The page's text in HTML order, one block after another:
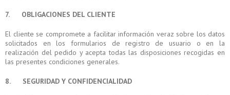
7. OBLIGACIONES DEL CLIENTE
El cliente se compromete a facilitar información veraz sobre los datos
solicitados en los formularios de registro de usuario o en la
realización del pedido y acepta todas las disposiciones recogidas en
las presentes condiciones generales.
8. SEGURIDAD Y CONFIDENCIALIDAD